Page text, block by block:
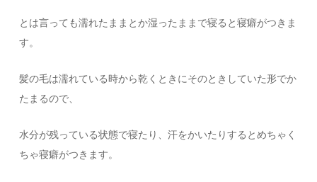
とは言っても濡れたままとか湿ったままで寝ると寝癖がつきま
す。
髪の毛は濡れている時から乾くときにそのときしていた形でか
たまるので、
水分が残っている状態で寝たり、汗をかいたりするとめちゃく
ちゃ寝癖がつきます。